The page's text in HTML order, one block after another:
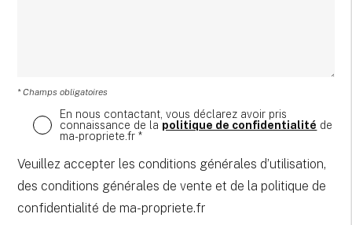
* Champs obligatoires
En nous contactant, vous déclarez avoir pris
connaissance de la politique de confidentialité de
ma-propriete.fr *
Veuillez accepter les conditions générales d’utilisation,
des conditions générales de vente et de la politique de
confidentialité de ma-propriete.fr